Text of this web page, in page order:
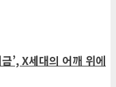
’, X세대의 어깨 위에